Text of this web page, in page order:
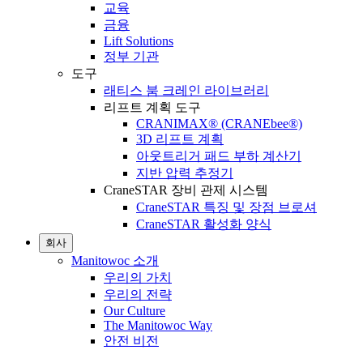
교육
금융
Lift Solutions
정부 기관
도구
래티스 붐 크레인 라이브러리
리프트 계획 도구
CRANIMAX® (CRANEbee®)
3D 리프트 계획
아웃트리거 패드 부하 계산기
지반 압력 추정기
CraneSTAR 장비 관제 시스템
CraneSTAR 특징 및 장점 브로셔
CraneSTAR 활성화 양식
회사
Manitowoc 소개
우리의 가치
우리의 전략
Our Culture
The Manitowoc Way
안전 비전